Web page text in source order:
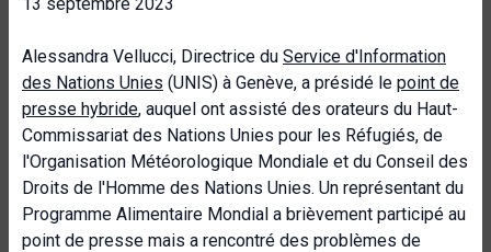
Alessandra Vellucci, Directrice du Service d'Information
des Nations Unies (UNIS) à Genève, a présidé le point de
presse hybride, auquel ont assisté des orateurs du Haut-
Commissariat des Nations Unies pour les Réfugiés, de
l'Organisation Météorologique Mondiale et du Conseil des
Droits de l'Homme des Nations Unies. Un représentant du
Programme Alimentaire Mondial a brièvement participé au
point de presse mais a rencontré des problèmes de